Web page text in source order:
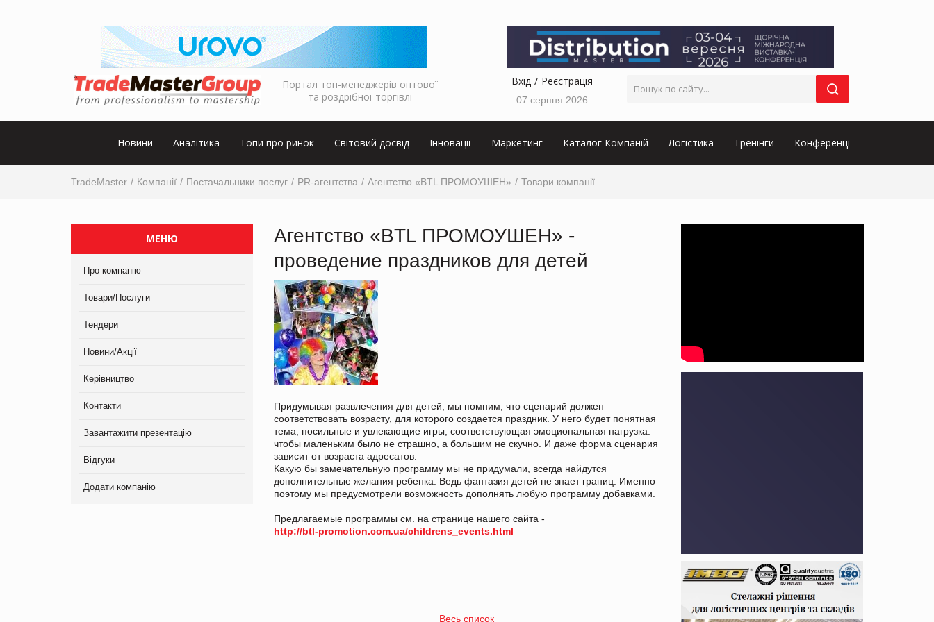
Портал топ-менеджерів оптової
та роздрібної торгівлі
Вхід Реєстрація
07 серпня 2026
Новини Аналітика Топи про ринок Світовий досвід Інновації Маркетинг Каталог Компаній Логістика Тренінги Конференції
TradeMaster Компанії Постачальники послуг PR-агентства Агентство «BTL ПРОМОУШЕН» Товари компанії
МЕНЮ
Про компанію
Товари/Послуги
Тендери
Новини/Акції
Керівництво
Контакти
Завантажити презентацію
Відгуки
Додати компанію
Агентство «BTL ПРОМОУШЕН» -
проведение праздников для детей
Придумывая развлечения для детей, мы помним, что сценарий должен
соответствовать возрасту, для которого создается праздник. У него будет понятная
тема, посильные и увлекающие игры, соответствующая эмоциональная нагрузка:
чтобы маленьким было не страшно, а большим не скучно. И даже форма сценария
зависит от возраста адресатов.
Какую бы замечательную программу мы не придумали, всегда найдутся
дополнительные желания ребенка. Ведь фантазия детей не знает границ. Именно
поэтому мы предусмотрели возможность дополнять любую программу добавками.
Предлагаемые программы см. на странице нашего сайта -
http://btl-promotion.com.ua/childrens_events.html
Весь список